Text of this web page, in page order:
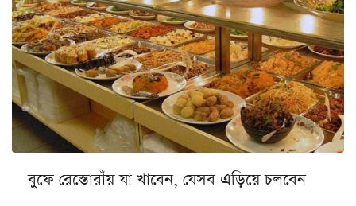
বুফে রেস্তোরাঁয় যা খাবেন, যেসব এড়িয়ে চলবেন